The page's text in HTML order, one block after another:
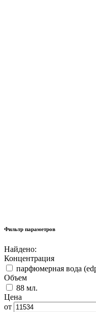
Фильтр параметров
Найдено:
Концентрация
парфюмерная вода
Объем
88 мл.
Цена
от